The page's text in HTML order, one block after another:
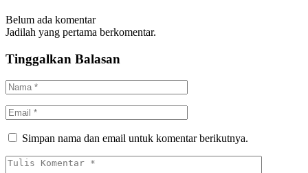
Belum ada komentar
Jadilah yang pertama berkomentar.
Tinggalkan Balasan
Simpan nama dan email untuk komentar berikutnya.